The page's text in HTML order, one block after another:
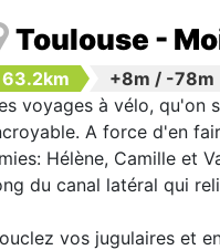
Toulouse -
63.2km +8m / -78m
voyages à vélo, qu'on
A force d'en
Hélène, Camille et
du canal latéral qui
vos jugulaires et